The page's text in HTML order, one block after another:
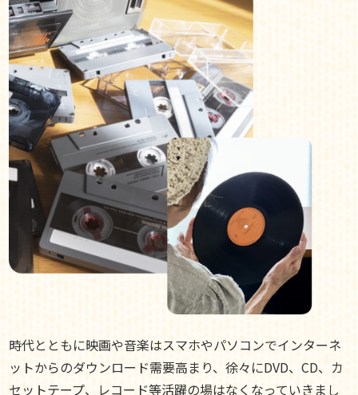
時代とともに映画や音楽はスマホやパソコンでインターネ
ットからのダウンロード需要高まり、徐々にDVD、CD、カ
セットテープ、レコード等活躍の場はなくなっていきまし